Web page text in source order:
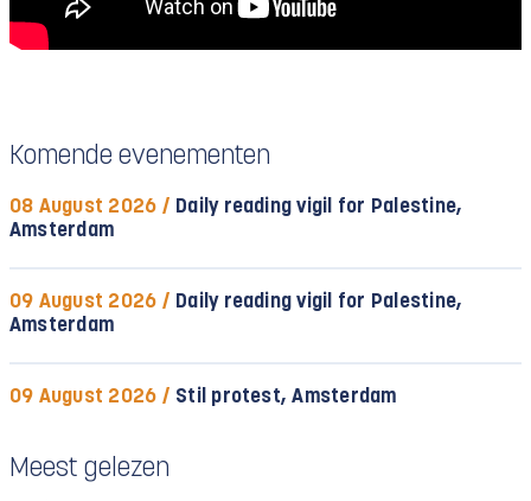
Komende evenementen
08 August 2026 / Daily reading vigil for Palestine,
Amsterdam
09 August 2026 / Daily reading vigil for Palestine,
Amsterdam
09 August 2026 / Stil protest, Amsterdam
Meest gelezen